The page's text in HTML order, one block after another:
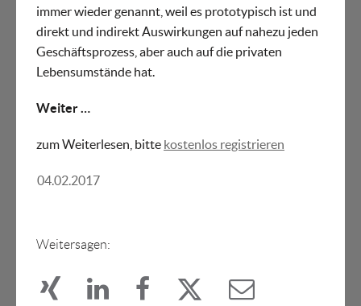
04.02.2017
immer wieder genannt, weil es prototypisch ist und
direkt und indirekt Auswirkungen auf nahezu jeden
Geschäftsprozess, aber auch auf die privaten
Lebensumstände hat.
Weiter …
zum Weiterlesen, bitte kostenlos registrieren
Weitersagen: